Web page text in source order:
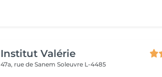
Institut Valérie
47a, rue de SanemSoleuvre L-4485